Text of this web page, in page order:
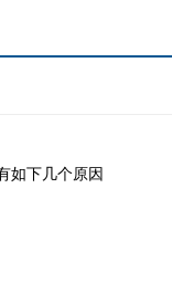
如下几个原因